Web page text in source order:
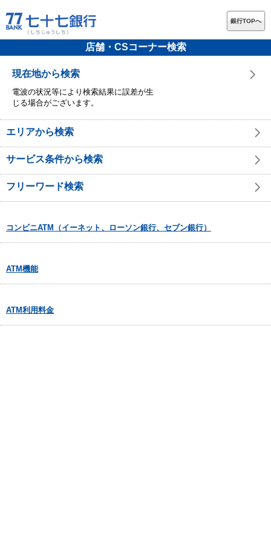
銀行TOPへ
店舗・CSコーナー検索
現在地から検索
電波の状況等により検索結果に誤差が生
じる場合がございます。
エリアから検索
サービス条件から検索
フリーワード検索
コンビニATM（イーネット、ローソン銀行、セブン銀行）
ATM機能
ATM利用料金